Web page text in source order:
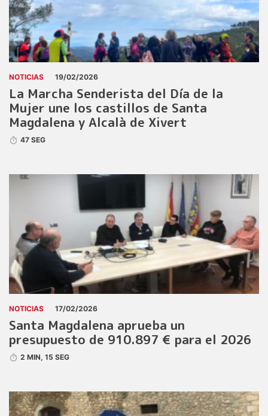
NOTICIAS 19/02/2026
La Marcha Senderista del Día de la
Mujer une los castillos de Santa
Magdalena y Alcalà de Xivert
47 SEG
NOTICIAS 17/02/2026
Santa Magdalena aprueba un
presupuesto de 910.897 € para el 2026
2 MIN, 15 SEG